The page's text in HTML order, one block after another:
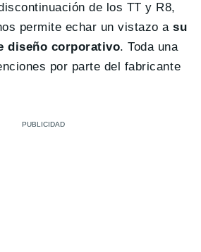
de los TT y R8,
permite echar un vistazo asu
diseño corporativo. Toda una
por parte del fabricante